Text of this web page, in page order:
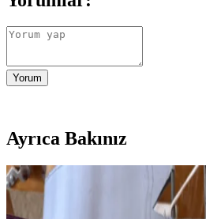
Yorum
Ayrıca Bakınız
Overshot Tekniğiyle
Tarihi, Özellikleri ve Bakım